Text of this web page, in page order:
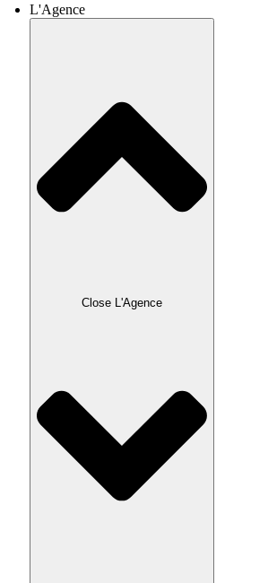
L'Agence
Close L'Agence